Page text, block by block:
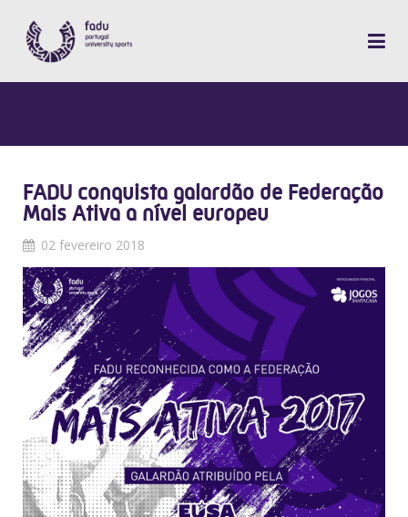
FADU conquista galardão de Federação
Mais Ativa a nível europeu
02 fevereiro 2018